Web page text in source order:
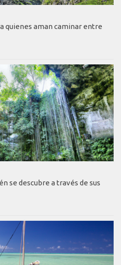
quienes aman caminar entre
se descubre a través de sus